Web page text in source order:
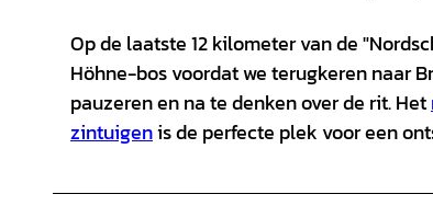
Op de laatste 12 kilometer van de
Höhne-bos voordat we terugkeren naar
pauzeren en na te denken over de rit. Het
zintuigenis de perfecte plek voor een